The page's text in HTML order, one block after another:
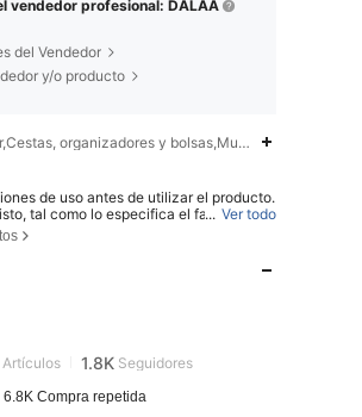
vendedor profesional: DALAA
del Vendedor
y/o producto
organizadores y bolsas,Multicolor
de uso antes de utilizar el producto.
tal como lo especifica el fabricante.
contaminado, presenta fallas o tiene
las condiciones indicadas en la etiquet
los niños.
... Ver todo
1.8K
Artículos 1.8K Seguidores
6.8K Compra repetida